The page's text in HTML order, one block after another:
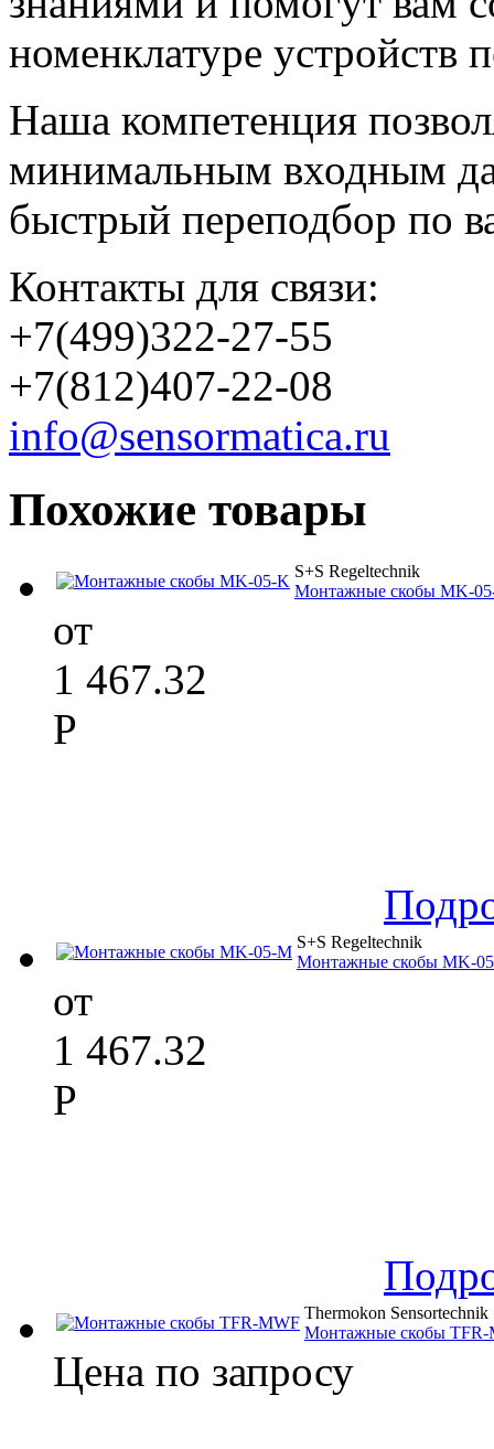
номенклатуре устройств
Наша компетенция
минимальным входным
быстрый переподбор по
Контакты для связи:
+7(499)322-27-55
+7(812)407-22-08
info@sensormatica.ru
Похожие товары
S+S Regeltechnik
Монтажные скобы MK-
от
1 467.32
Р
S+S Regeltechnik
Монтажные скобы MK-
от
1 467.32
Р
Thermokon Sensortechnik
Монтажные скобы TFR-
Цена по запросу